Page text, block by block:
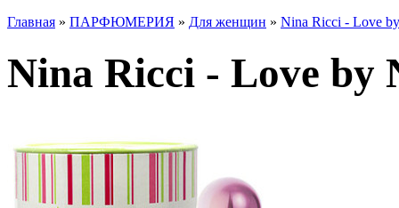
Главная » ПАРФЮМЕРИЯ » Для женщин » Nina Ricci - Love
Nina Ricci - Love by